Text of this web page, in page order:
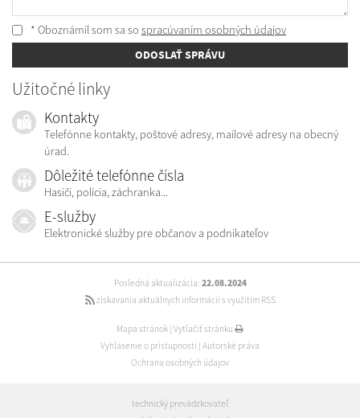
* Oboznámil som sa so spracúvaním osobných údajov
ODOSLAŤ SPRÁVU
Užitočné linky
Kontakty
Telefónne kontakty, poštové adresy, mailové adresy na obecný
úrad.
Dôležité telefónne čísla
Hasiči, polícia, záchranka...
E-služby
Elektronické služby pre občanov a podnikateľov
Posledná aktualizácia: 22.08.2024
získavania aktuálnych informácií s využitím RSS
Mapa stránok Vytlačiť stránku
Vyhlásenie o prístupnosti Autorské práva
Ochrana osobných údajov
technický prevádzkovateľ